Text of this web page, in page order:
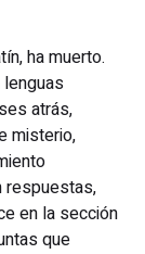
ha muerto.
atrás,
misterio,
respuestas,
en la sección
que